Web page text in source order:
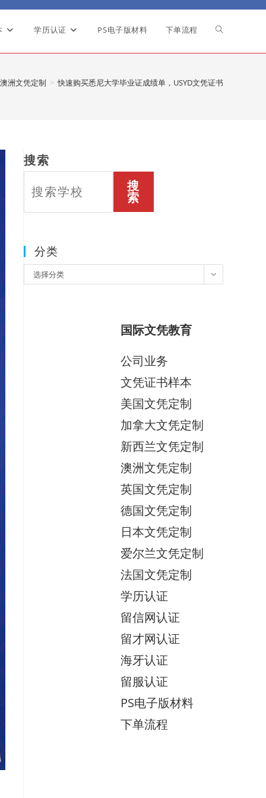
学历认证 PS电子版材料 下单流程 Toggle
澳洲文凭定制 > 快速购买悉尼大学毕业证成绩单，USYD文凭证书
搜索
搜
索
分类
类
选择分类
国际文凭教育
公司业务
文凭证书样本
美国文凭定制
加拿大文凭定制
新西兰文凭定制
澳洲文凭定制
英国文凭定制
德国文凭定制
日本文凭定制
爱尔兰文凭定制
法国文凭定制
学历认证
留信网认证
留才网认证
海牙认证
留服认证
PS电子版材料
下单流程